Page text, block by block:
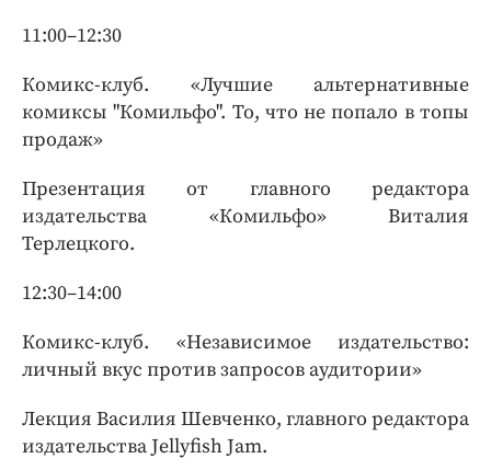
11:00–12:30
Комикс-клуб. «Лучшие альтернативные
комиксы "Комильфо". То, что не попало в топы
продаж»
Презентация от главного редактора
издательства «Комильфо» Виталия
Терлецкого.
12:30–14:00
Комикс-клуб. «Независимое издательство:
личный вкус против запросов аудитории»
Лекция Василия Шевченко, главного редактора
издательства Jellyfish Jam.